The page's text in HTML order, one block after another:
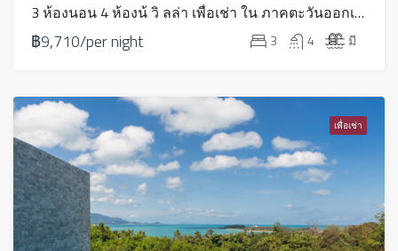
3 ห้องนอน 4 ห้องน้ วิ ลล่า เพื่อเช่า ใน ภาคตะวันออกเฉียงเหนือ – HVR19G
฿9,710/per night 3 4 มี
เพื่อเช่า